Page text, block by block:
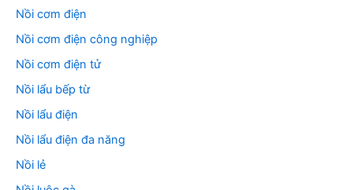
Nồi cơm điện
Nồi cơm điện công nghiệp
Nồi cơm điện tử
Nồi lẩu bếp từ
Nồi lẩu điện
Nồi lẩu điện đa năng
Nồi lẻ